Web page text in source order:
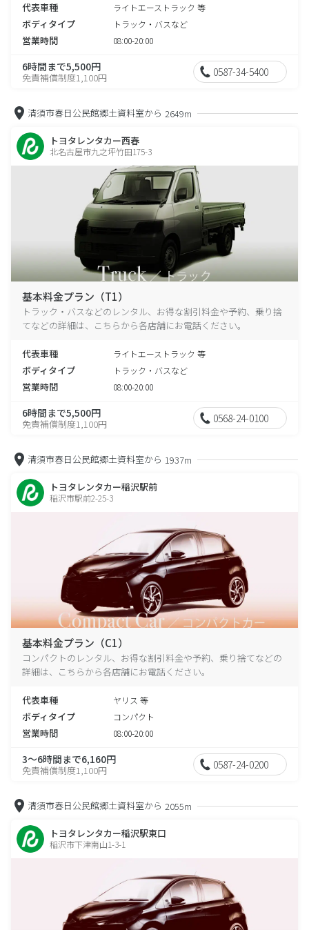
代表車種 ライトエーストラック 等
ボディタイプ トラック・バスなど
営業時間 08:00-20:00
6時間まで5,500円
免責補償制度1,100円 0587-34-5400
清須市春日公民館郷土資料室から 2649m
トヨタレンタカー西春
北名古屋市九之坪竹田175-3
基本料金プラン（T1）
トラック・バスなどのレンタル、お得な割引料金や予約、乗り捨
てなどの詳細は、こちらから各店舗にお電話ください。
代表車種 ライトエーストラック 等
ボディタイプ トラック・バスなど
営業時間 08:00-20:00
6時間まで5,500円
免責補償制度1,100円 0568-24-0100
清須市春日公民館郷土資料室から 1937m
トヨタレンタカー稲沢駅前
稲沢市駅前2-25-3
基本料金プラン（C1）
コンパクトのレンタル、お得な割引料金や予約、乗り捨てなどの
詳細は、こちらから各店舗にお電話ください。
代表車種 ヤリス 等
ボディタイプ コンパクト
営業時間 08:00-20:00
3～6時間まで6,160円
免責補償制度1,100円 0587-24-0200
清須市春日公民館郷土資料室から 2055m
トヨタレンタカー稲沢駅東口
稲沢市下津南山1-3-1